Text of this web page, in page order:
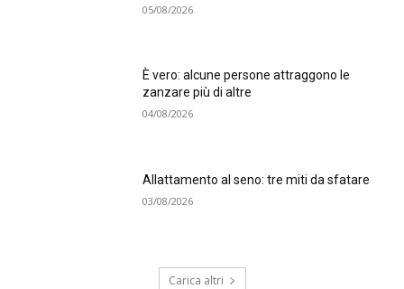
05/08/2026
È vero: alcune persone attraggono le
zanzare più di altre
04/08/2026
Allattamento al seno: tre miti da sfatare
03/08/2026
Carica altri